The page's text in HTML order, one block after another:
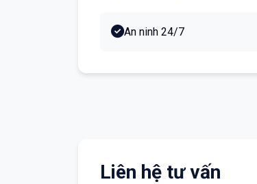
An ninh 24/7
Liên hệ tư vấn